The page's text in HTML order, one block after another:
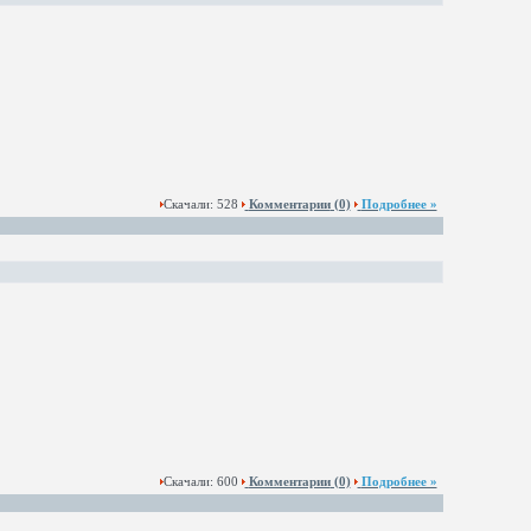
Скачали: 528 Комментарии(0) Подробнее »
Скачали: 600 Комментарии(0) Подробнее »